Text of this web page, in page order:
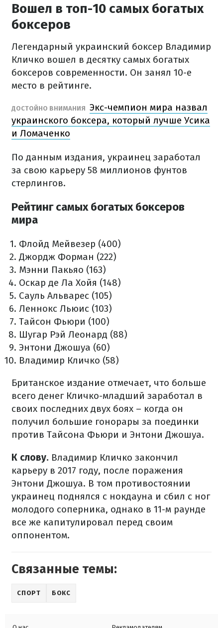
Вошел в топ-10 самых богатых
боксеров
Легендарный украинский боксер Владимир
Кличко вошел в десятку самых богатых
боксеров современности. Он занял 10-е
место в рейтинге.
ДОСТОЙНО ВНИМАНИЯ Экс-чемпион мира назвал
украинского боксера, который лучше Усика
и Ломаченко
По данным издания, украинец заработал
за свою карьеру 58 миллионов фунтов
стерлингов.
Рейтинг самых богатых боксеров
мира
Флойд Мейвезер (400)
Джордж Форман (222)
Мэнни Пакьяо (163)
Оскар де Ла Хойя (148)
Сауль Альварес (105)
Леннокс Льюис (103)
Тайсон Фьюри (100)
Шугар Рэй Леонард (88)
Энтони Джошуа (60)
Владимир Кличко (58)
Британское издание отмечает, что больше
всего денег Кличко-младший заработал в
своих последних двух боях – когда он
получил большие гонорары за поединки
против Тайсона Фьюри и Энтони Джошуа.
К слову. Владимир Кличко закончил
карьеру в 2017 году, после поражения
Энтони Джошуа. В том противостоянии
украинец поднялся с нокдауна и сбил с ног
молодого соперника, однако в 11-м раунде
все же капитулировал перед своим
оппонентом.
Связанные темы:
СПОРТ БОКС